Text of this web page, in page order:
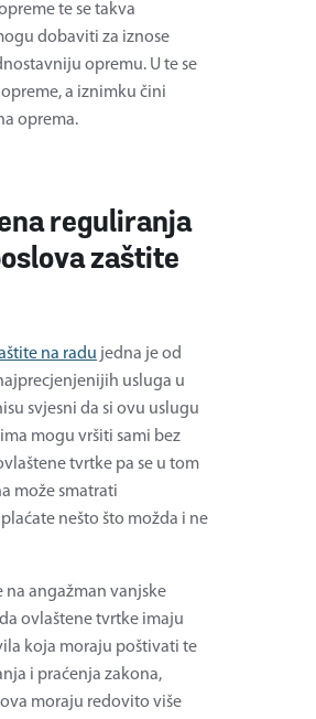
te se takva
dobaviti za iznose
opremu. U te se
a iznimku čini
oprema.
reguliranja
zaštite
na radu jedna je od
usluga u
svjesni da si ovu uslugu
mogu vršiti sami bez
tvrtke pa se u tom
može smatrati
nešto što možda i ne
angažman vanjske
ovlaštene tvrtke imaju
koja moraju poštivati te
i praćenja zakona,
moraju redovito više